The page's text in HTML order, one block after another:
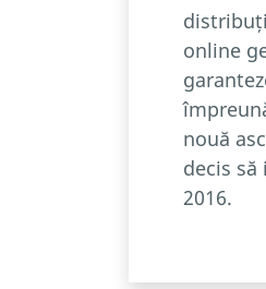
online
nouă
decis să
2016.